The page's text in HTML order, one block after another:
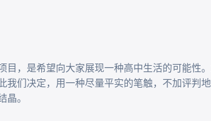
目，是希望向大家展现一种高中生活的可能性
们决定，用一种尽量平实的笔触，不加评判
。